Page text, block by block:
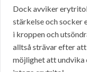
Dock avviker
stärkelse och socker
i kroppen och
alltså strävar efter
möjlighet att